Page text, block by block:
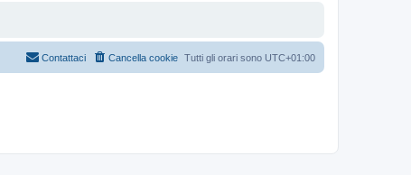
Tutti gli orari sono UTC+01:00
Cancella cookie
Contattaci